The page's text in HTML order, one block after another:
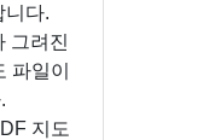
니다.
그려진
파일이
지도